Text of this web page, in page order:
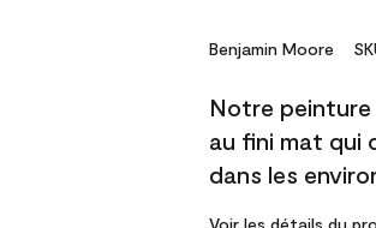
Benjamin Moore
Notre peinture
au fini mat qui
dans les
Voir les détails du